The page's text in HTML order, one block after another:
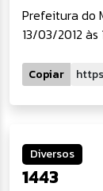
Prefeitura do
13/03/2012 às
Copiar
Diversos
1443